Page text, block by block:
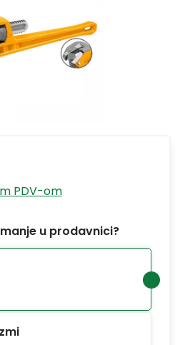
PDV-om
u prodavnici?